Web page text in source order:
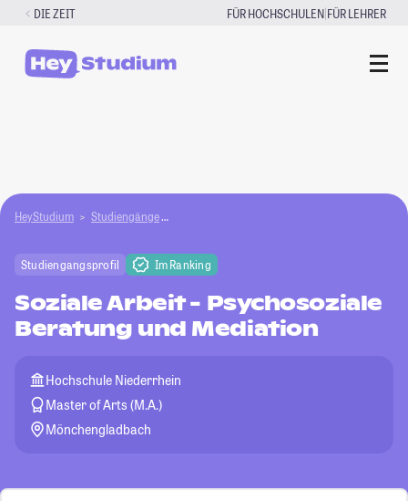
Zum
springen
DIE ZEIT FÜR HOCHSCHULEN|FÜR LEHRER
HeyStudium Studiengänge Soziale Arbeit - Psychosoziale Beratung und
Studiengangsprofil Im Ranking
Soziale Arbeit - Psychosoziale
Beratung und Mediation
Hochschule Niederrhein
Master of Arts (M.A.)
Mönchengladbach